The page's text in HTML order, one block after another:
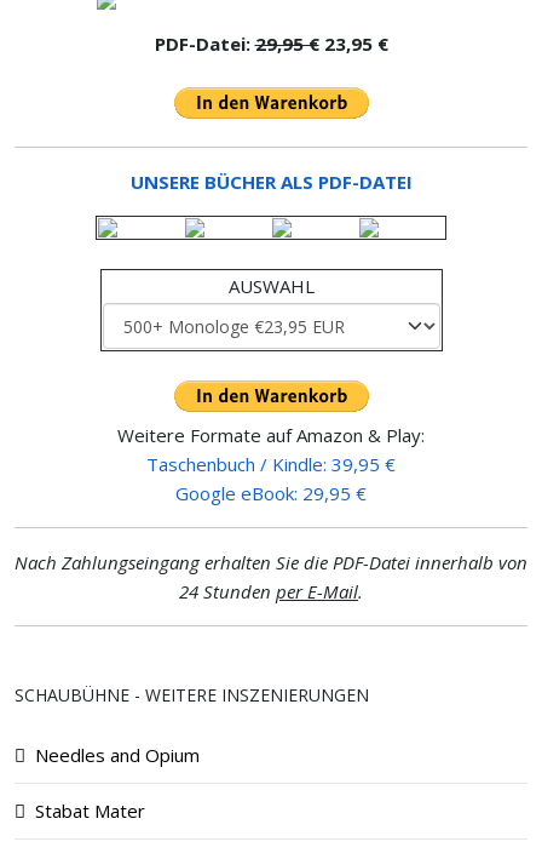
PDF-Datei:29,95 €23,95 €
UNSERE BÜCHER ALS PDF-DATEI
AUSWAHL
Weitere Formate auf Amazon & Play:
Taschenbuch / Kindle: 39,95 €
Google eBook: 29,95 €
Nach Zahlungseingang erhalten Sie die PDF-Datei innerhalb von
24 Stunden per E-Mail.
SCHAUBÜHNE - WEITERE INSZENIERUNGEN
Needles and Opium
Stabat Mater